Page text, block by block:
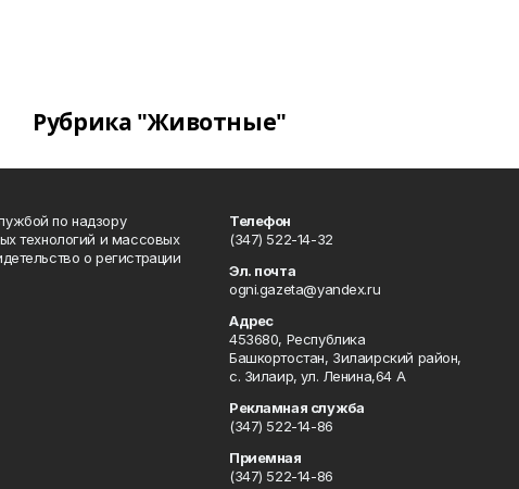
Рубрика "Животные"
по надзору
технологий и массовых
о регистрации
Телефон
(347) 522-14-32
Эл. почта
ogni.gazeta@yandex.ru
Адрес
453680, Республика
Башкортостан, Зилаирский район,
с. Зилаир, ул. Ленина,64 А
Рекламная служба
(347) 522-14-86
Приемная
(347) 522-14-86